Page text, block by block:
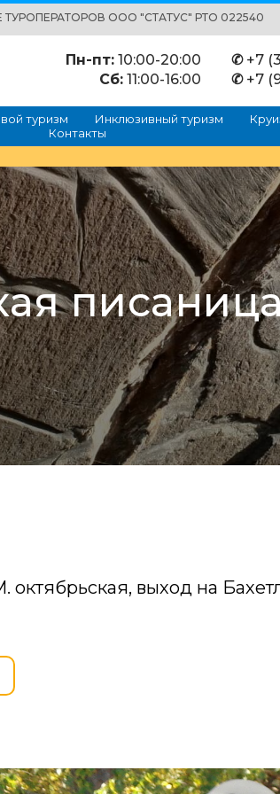
ТУРОПЕРАТОРОВ ООО "СТАТУС" РТО 022540
✆+7
✆+7
Пн-пт: 10:00-20:00
Сб: 11:00-16:00
туризм Инклюзивный туризм
Контакты
октябрьская, выход на